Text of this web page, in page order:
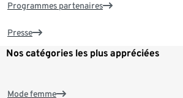
Programmes partenaires
Presse
Nos catégories les plus appréciées
Mode femme